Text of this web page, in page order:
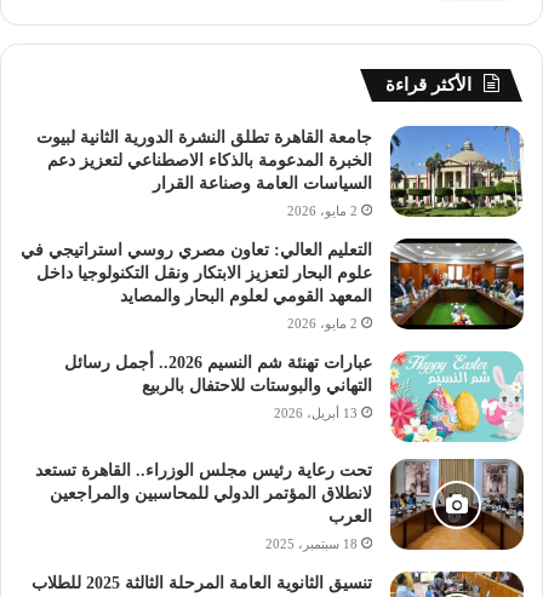
الأكثر قراءة
جامعة القاهرة تطلق النشرة الدورية الثانية لبيوت
الخبرة المدعومة بالذكاء الاصطناعي لتعزيز دعم
السياسات العامة وصناعة القرار
2 مايو، 2026
التعليم العالي: تعاون مصري روسي استراتيجي في
علوم البحار لتعزيز الابتكار ونقل التكنولوجيا داخل
المعهد القومي لعلوم البحار والمصايد
2 مايو، 2026
عبارات تهنئة شم النسيم 2026.. أجمل رسائل
التهاني والبوستات للاحتفال بالربيع
13 أبريل، 2026
تحت رعاية رئيس مجلس الوزراء.. القاهرة تستعد
لانطلاق المؤتمر الدولي للمحاسبين والمراجعين
العرب
18 سبتمبر، 2025
تنسيق الثانوية العامة المرحلة الثالثة 2025 للطلاب